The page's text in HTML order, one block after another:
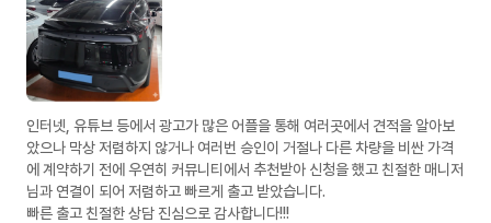
인터넷, 유튜브 등에서 광고가 많은 어플을 통해 여러곳에서 견적을 알아보
았으나 막상 저렴하지 않거나 여러번 승인이 거절나 다른 차량을 비싼 가격
에 계약하기 전에 우연히 커뮤니티에서 추천받아 신청을 했고 친절한 매니저
님과 연결이 되어 저렴하고 빠르게 출고 받았습니다.
빠른 출고 친절한 상담 진심으로 감사합니다!!!